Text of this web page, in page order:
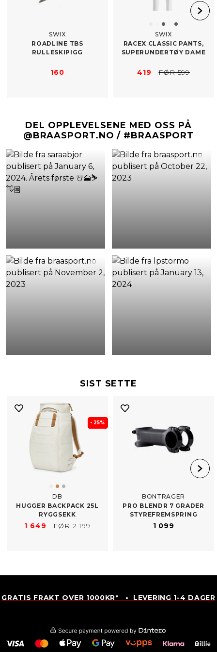
SWIX
ROADLINE TBS
RULLESKIPIGG
160
SWIX
RACEX CLASSIC PANTS,
SUPERUNDERTØY DAME
419 FØR 599
DEL OPPLEVELSENE MED OSS PÅ
@BRAASPORT.NO / #BRAASPORT
SIST SETTE
- 25%
DB
HUGGER BACKPACK 25L
RYGGSEKK
1 649 FØR 2 199
BONTRAGER
PRO BLENDR 7 GRADER
STYREFREMSPRING
1 099
GRATIS FRAKT OVER 1000KR* • LEVERING 1-4 DAGER